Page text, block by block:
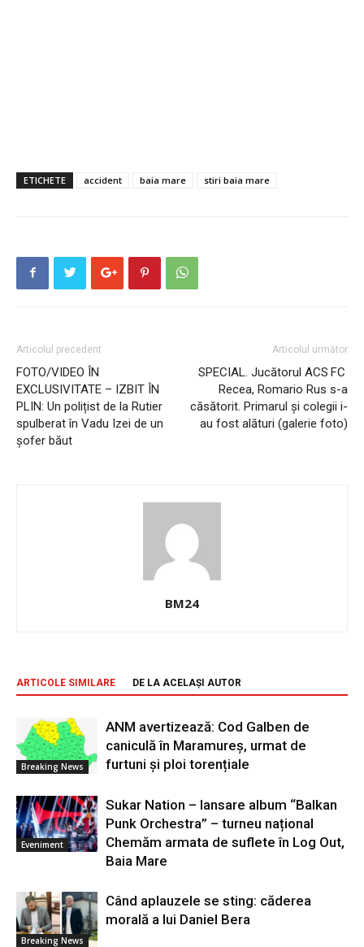
ETICHETE accident baia mare stiri baia mare
Articolul precedent
FOTO/VIDEO ÎN
EXCLUSIVITATE – IZBIT ÎN
PLIN: Un polițist de la Rutier
spulberat în Vadu Izei de un
șofer băut
Articolul următor
SPECIAL. Jucătorul ACS FC
Recea, Romario Rus s-a
căsătorit. Primarul și colegii i-
au fost alături (galerie foto)
BM24
ARTICOLE SIMILARE DE LA ACELAȘI AUTOR
Breaking News
ANM avertizează: Cod Galben de
caniculă în Maramureș, urmat de
furtuni și ploi torențiale
Eveniment
Sukar Nation – lansare album “Balkan
Punk Orchestra” – turneu național
Chemăm armata de suflete în Log Out,
Baia Mare
Breaking News
Când aplauzele se sting: căderea
morală a lui Daniel Bera